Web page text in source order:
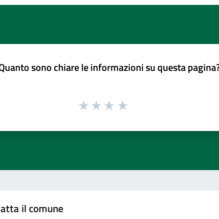
sono chiare le informazioni su questa
il comune